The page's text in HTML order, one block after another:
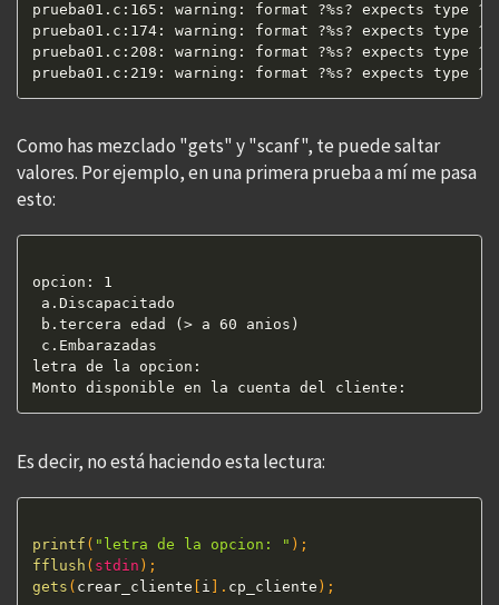
prueba01.c:165: warning: format ?%s? expects type
prueba01.c:174: warning: format ?%s? expects type
prueba01.c:208: warning: format ?%s? expects type
Como has mezclado "gets" y "scanf", te puede saltar
valores. Por ejemplo, en una primera prueba a mí me pasa
esto:
opcion: 1
a.Discapacitado
b.tercera edad (> a 60 anios)
c.Embarazadas
letra de la opcion:
Es decir, no está haciendo esta lectura:
printf ( "letra de la opcion: " ) ;
fflush ( stdin ) ;
gets ( crear_cliente [ i ] . cp_cliente ) ;